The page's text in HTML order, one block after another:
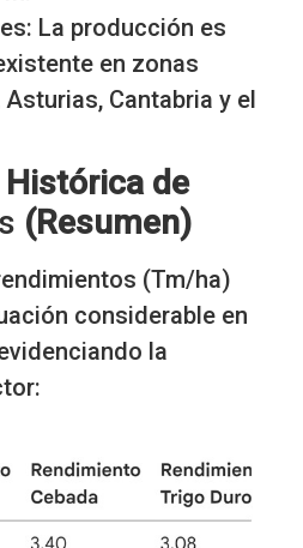
La producción es
en zonas
Cantabria y el
de
(Resumen)
(Tm/ha)
considerable en
la